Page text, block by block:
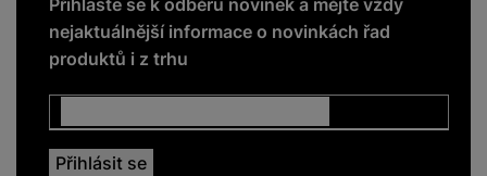
nejaktuálnější informace o novinkách řad
produktů i z trhu